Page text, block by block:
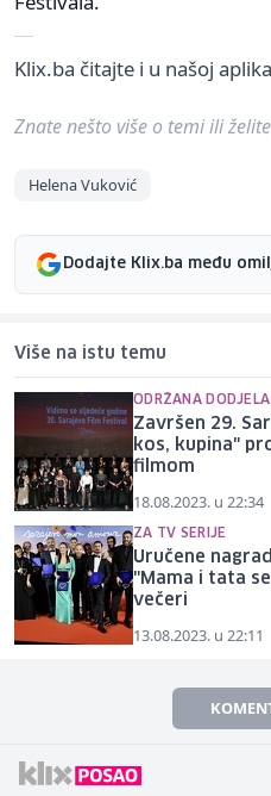
Klix.ba čitajte i u našoj
Znate nešto više o temi ili
Helena Vuković
Dodajte Klix.ba među
Više na istu temu
ODRŽANA
Završen 29.
kos, kupina"
filmom
18.08.2023. u 22:34
ZA TV SERIJE
Uručene
"Mama i tata
večeri
13.08.2023. u 22:11